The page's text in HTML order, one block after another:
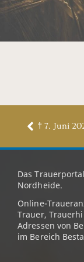
† 7. Juni
Das
Nordheide.
Online-
Trauer,
Adressen von
im Bereich